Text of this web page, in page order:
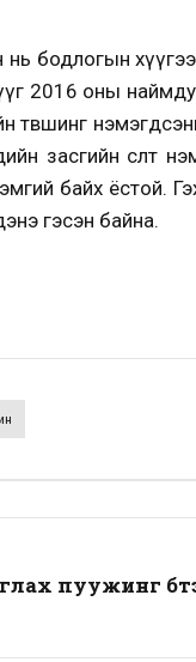
нь бодлогын
2016 оны
төвшинг
засгийн
байх ёстой.
гэсэн байна.
пуужинг